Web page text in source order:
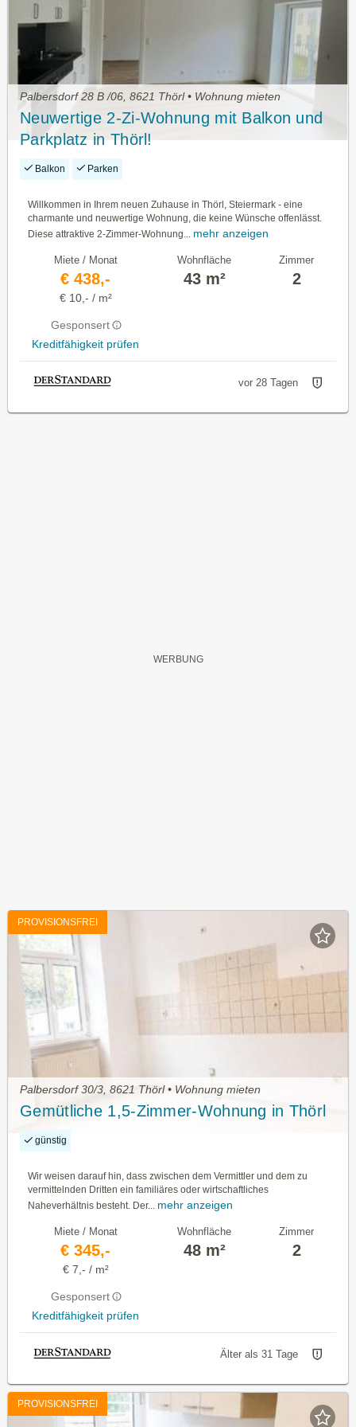
Palbersdorf 28 B /06, 8621 Thörl • Wohnung mieten
Neuwertige 2-Zi-Wohnung mit Balkon und
Parkplatz in Thörl!
Balkon Parken
Willkommen in Ihrem neuen Zuhause in Thörl, Steiermark - eine
charmante und neuwertige Wohnung, die keine Wünsche offenlässt.
Diese attraktive 2-Zimmer-Wohnung...
mehr anzeigen
Miete / Monat
€ 438,-
€ 10,- / m²
Gesponsert
Kreditfähigkeit prüfen
Wohnfläche
43 m²
Zimmer
2
vor 28 Tagen
PROVISIONSFREI
Palbersdorf 30/3, 8621 Thörl • Wohnung mieten
Gemütliche 1,5-Zimmer-Wohnung in Thörl
günstig
Wir weisen darauf hin, dass zwischen dem Vermittler und dem zu
vermittelnden Dritten ein familiäres oder wirtschaftliches
Naheverhältnis besteht. Der... mehr anzeigen
Miete / Monat
€ 345,-
€ 7,- / m²
Gesponsert
Kreditfähigkeit prüfen
Wohnfläche
48 m²
Zimmer
2
Älter als 31 Tage
PROVISIONSFREI